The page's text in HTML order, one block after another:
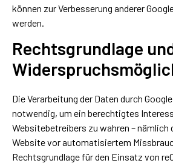
können zur Verbesserung anderer
werden.
Rechtsgrundlage
Die Verarbeitung der Daten durch
notwendig, um ein berechtigtes
Websitebetreibers zu wahren – nämlich
Website vor automatisiertem
Rechtsgrundlage für den Einsatz von